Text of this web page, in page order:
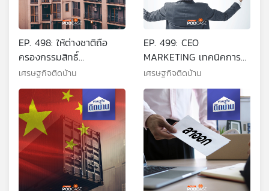
EP. 498: ให้ต่างชาติถือ
ครองกรรมสิทธิ์
คอนโดมิเนียม 75% ใครได้
ใครเสีย
เศรษฐกิจติดบ้าน
EP. 499: CEO
MARKETING เทคนิคการ
สร้างแบรนด์สินค้าจากบอส
เศรษฐกิจติดบ้าน